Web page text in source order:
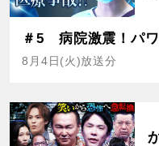
＃5 病院激震！パ
8月4日(火)放送分